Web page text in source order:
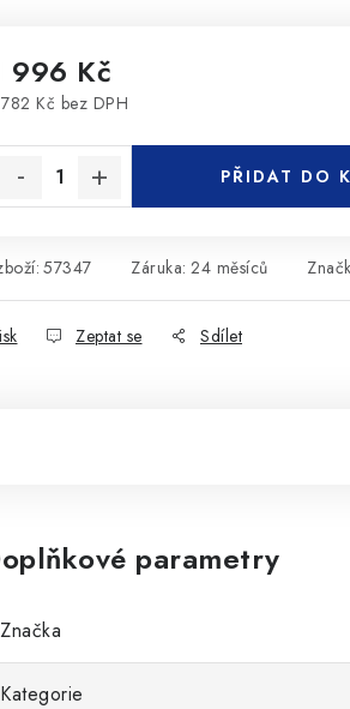
996 Kč
Kč bez DPH
PŘIDAT DO
57347 Záruka: 24 měsíců
Zeptat se Sdílet
parametry
Značka
Kategorie